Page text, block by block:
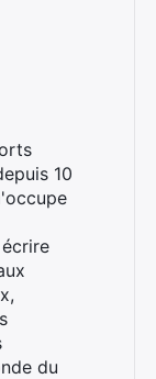
10
du